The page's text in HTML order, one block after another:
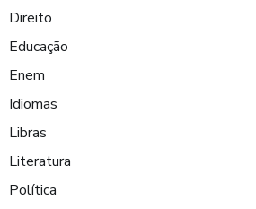
Direito
Educação
Enem
Idiomas
Libras
Literatura
Política